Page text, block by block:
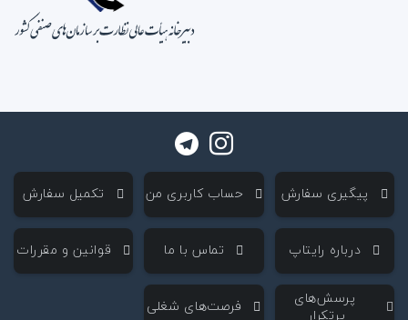
‌ پیگیری سفارش ‌ حساب کاربری من ‌ تکمیل سفارش
‌ درباره رایتاپ ‌ تماس با ما ‌ قوانین و مقررات
‌ پرسش‌های
پرتکرار
‌ فرصت‌های شغلی